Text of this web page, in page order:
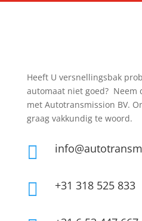
Heeft U versnellingsbak
automaat niet goed? Neem
met Autotransmission BV.
graag vakkundig te woord.

 +31 318 525 833